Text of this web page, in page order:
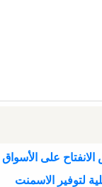
على الأسواق
لتوفير الاسمنت